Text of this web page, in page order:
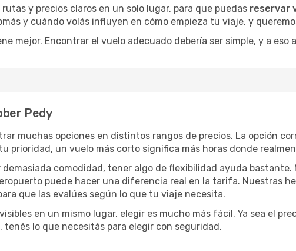
y precios claros en un solo lugar, para que puedas reservar
y cuándo volás influyen en cómo empieza tu viaje, y
mejor. Encontrar el vuelo adecuado debería ser simple, y a eso
Pedy
muchas opciones en distintos rangos de precios. La opción
prioridad, un vuelo más corto significa más horas donde
comodidad, tener algo de flexibilidad ayuda bastante.
puede hacer una diferencia real en la tarifa. Nuestras
que las evalúes según lo que tu viaje necesita.
en un mismo lugar, elegir es mucho más fácil. Ya sea el
lo que necesitás para elegir con seguridad.